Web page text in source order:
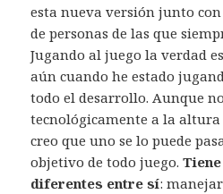
esta nueva versión junto
de personas de las que
Jugando al juego la verdad
aún cuando he estado
todo el desarrollo. Aunque
tecnológicamente a la altura
creo que uno se lo puede
objetivo de todo juego.
diferentes entre sí: